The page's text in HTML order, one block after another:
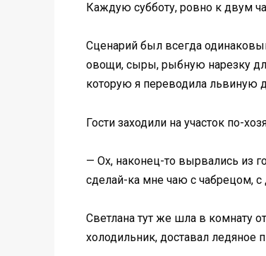
Каждую субботу, ровно к двум
Сценарий был всегда
овощи, сыры, рыбную нарезку
которую я переводила львиную
Гости заходили на участок по-
— Ох, наконец-то вырвались из
сделай-ка мне чаю с чабрецом, с
Светлана тут же шла в комнату
холодильник, доставал ледяное